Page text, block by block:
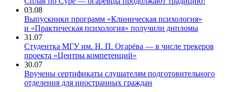
03.08
Выпускники программ «Клиническая психология»
и «Практическая психология» получили дипломы
31.07
Студентка МГУ им. Н. П. Огарёва — в числе трекеров
проекта «Центры компетенций»
30.07
Вручены сертификаты слушателям подготовительного
отделения для иностранных граждан